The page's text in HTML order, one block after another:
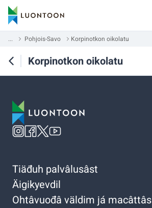
... Pohjois-Savo Korpinotkon oikolatu
Korpinotkon oikolatu
Tiäđuh palvâlusâst
Äigikyevdil
Ohtâvuođâ väldim já macâttâs